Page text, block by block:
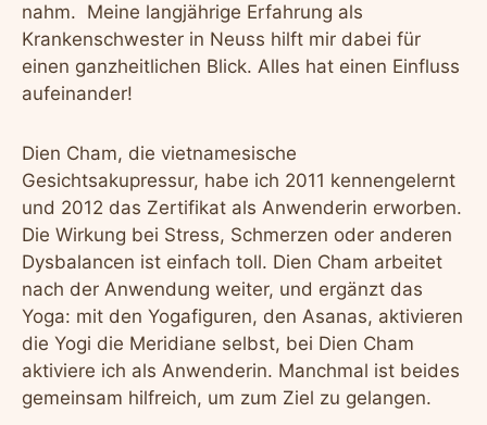
nahm. Meine langjährige Erfahrung als
Krankenschwester in Neuss hilft mir dabei für
einen ganzheitlichen Blick. Alles hat einen Einfluss
aufeinander!
Dien Cham, die vietnamesische
Gesichtsakupressur, habe ich 2011 kennengelernt
und 2012 das Zertifikat als Anwenderin erworben.
Die Wirkung bei Stress, Schmerzen oder anderen
Dysbalancen ist einfach toll. Dien Cham arbeitet
nach der Anwendung weiter, und ergänzt das
Yoga: mit den Yogafiguren, den Asanas, aktivieren
die Yogi die Meridiane selbst, bei Dien Cham
aktiviere ich als Anwenderin. Manchmal ist beides
gemeinsam hilfreich, um zum Ziel zu gelangen.